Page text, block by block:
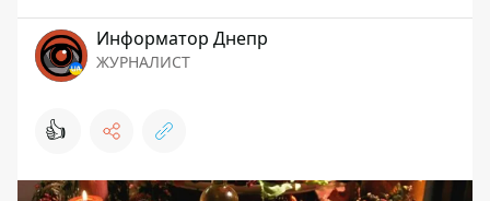
Информатор Днепр
ЖУРНАЛИСТ
👍